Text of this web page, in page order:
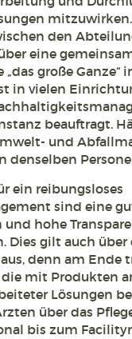
den
eine
große Ganze“
in vielen
beauftragt.
und
denselben
ein reibungsloses
sind eine
hohe
Dies gilt auch
denn am Ende
mit Produkten
Lösungen
über das
bis zum